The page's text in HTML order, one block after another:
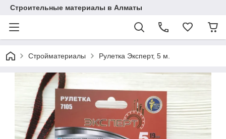
Строительные материалы в Алматы
Стройматериалы Рулетка Эксперт, 5 м.